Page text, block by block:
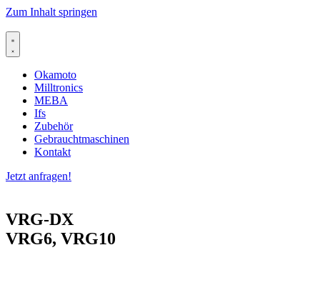
Zum Inhalt springen
Okamoto
Milltronics
MEBA
Ifs
Zubehör
Gebrauchtmaschinen
Kontakt
Jetzt anfragen!
VRG-DX
VRG6, VRG10